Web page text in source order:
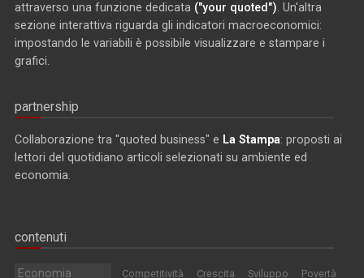
attraverso una funzione dedicata ("your quoted") . Un'altra
sezione interattiva riguarda gli indicatori macroeconomici:
impostando le variabili è possibile visualizzare e stampare i
grafici.
partnership
Collaborazione tra "quoted business" e La Stampa: proposti ai
lettori del quotidiano articoli selezionati su ambiente ed
economia.
contenuti
Economia Competitività Crescita Sviluppo Povertà